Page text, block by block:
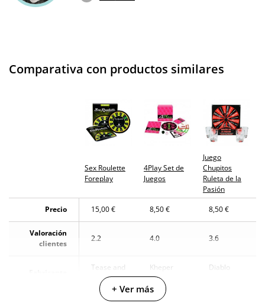
Comparativa con productos similares
Sex Roulette
Foreplay
4Play Set de
Juegos
Juego
Chupitos
Ruleta de la
Pasión
Precio
15,00 € 8,50 € 8,50 €
Valoración
clientes
2.2 4.0 3.6
Tease and
Please
Kheper
Games
Diablo
+ Ver más